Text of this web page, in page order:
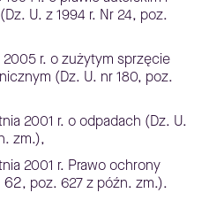
U. z 1994 r. Nr 24, poz.
2005 r. o zużytym sprzęcie
(Dz. U. nr 180, poz.
2001 r. o odpadach (Dz. U.
zm.),
2001 r. Prawo ochrony
62, poz. 627 z późn. zm.).